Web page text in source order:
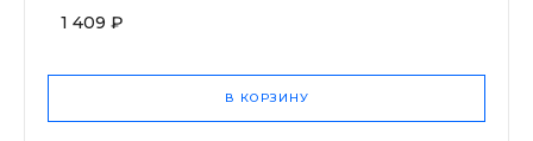
1 409 ₽
В КОРЗИНУ